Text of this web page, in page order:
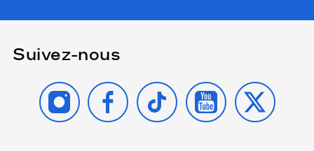
Suivez-nous
INSTAGRAMFACEBOOK
TIKTOK YOUTUBE
X